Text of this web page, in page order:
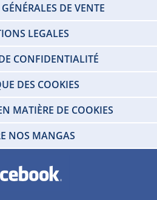
DE VENTE
LEGALES
CONFIDENTIALITÉ
DES COOKIES
MATIÈRE DE COOKIES
NOS MANGAS